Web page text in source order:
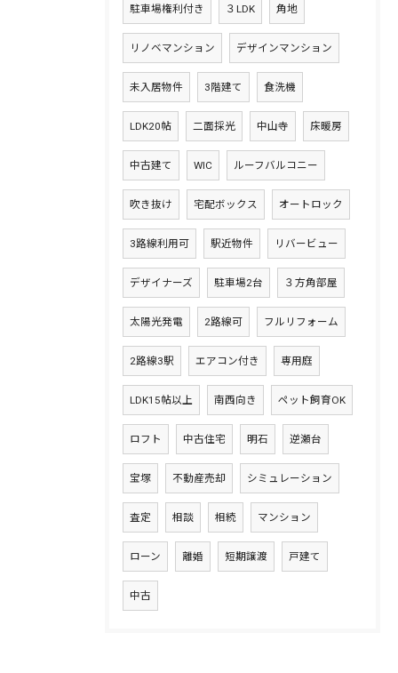
駐車場権利付き ３LDK 角地
リノベマンション デザインマンション
未入居物件 3階建て 食洗機
LDK20帖 二面採光 中山寺 床暖房
中古建て WIC ルーフバルコニー
吹き抜け 宅配ボックス オートロック
3路線利用可 駅近物件 リバービュー
デザイナーズ 駐車場2台 ３方角部屋
太陽光発電 2路線可 フルリフォーム
2路線3駅 エアコン付き 専用庭
LDK15帖以上 南西向き ペット飼育OK
ロフト 中古住宅 明石 逆瀬台
宝塚 不動産売却 シミュレーション
査定 相談 相続 マンション
ローン 離婚 短期譲渡 戸建て
中古